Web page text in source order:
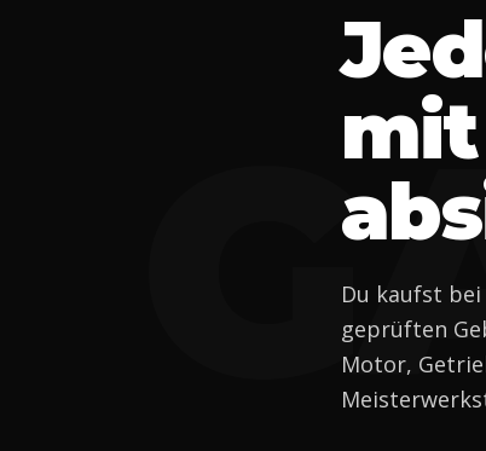
Du kaufst
geprüften
Motor,